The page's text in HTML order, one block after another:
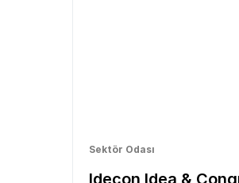
Sektör Odası
Idecon Idea &